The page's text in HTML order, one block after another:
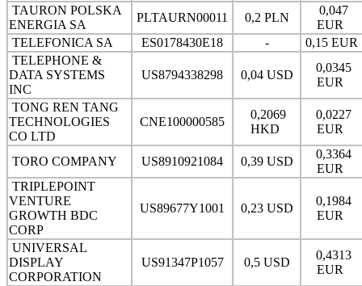
TAURON POLSKA
ENERGIA SA
PLTAURN00011 0,2 PLN
0,047
EUR
TELEFONICA SA
ES0178430E18 -
0,15 EUR
TELEPHONE &
DATA SYSTEMS
INC
US8794338298 0,04 USD
0,0345
EUR
TONG REN TANG
TECHNOLOGIES
CO LTD
CNE100000585
0,2069
HKD
0,0227
EUR
TORO COMPANY US8910921084 0,39 USD
0,3364
EUR
TRIPLEPOINT
VENTURE
GROWTH BDC
CORP
US89677Y1001 0,23 USD
0,1984
EUR
UNIVERSAL
DISPLAY
CORPORATION
US91347P1057 0,5 USD
0,4313
EUR